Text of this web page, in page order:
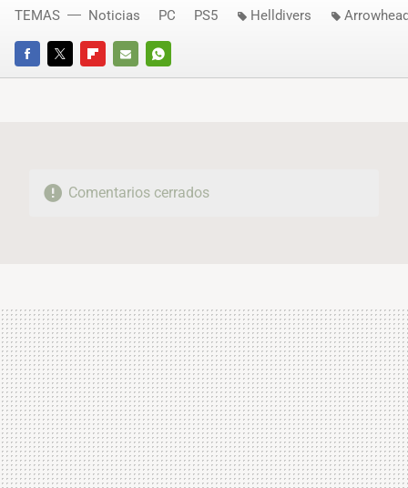
FACEBOOKTWITTERFLIPBOARD
E-
WHATSAPP
TEMAS Noticias PC PS5 Helldivers
Comentarios cerrados